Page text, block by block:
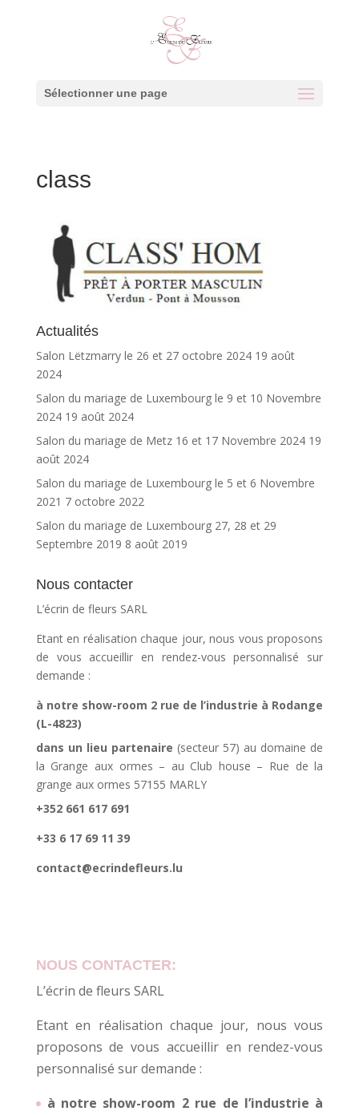
Sélectionner une page
class
Actualités
Salon Lëtzmarry le 26 et 27 octobre 2024 19 août
2024
Salon du mariage de Luxembourg le 9 et 10 Novembre
2024 19 août 2024
Salon du mariage de Metz 16 et 17 Novembre 2024 19
août 2024
Salon du mariage de Luxembourg le 5 et 6 Novembre
2021 7 octobre 2022
Salon du mariage de Luxembourg 27, 28 et 29
Septembre 2019 8 août 2019
Nous contacter
L’écrin de fleurs SARL
Etant en réalisation chaque jour, nous vous proposons
de vous accueillir en rendez-vous personnalisé sur
demande :
à notre show-room 2 rue de l’industrie à Rodange
(L-4823)
dans un lieu partenaire (secteur 57) au domaine de
la Grange aux ormes – au Club house – Rue de la
grange aux ormes 57155 MARLY
+352 661 617 691
+33 6 17 69 11 39
contact@ecrindefleurs.lu
NOUS CONTACTER:
L’écrin de fleurs SARL
Etant en réalisation chaque jour, nous vous
proposons de vous accueillir en rendez-vous
personnalisé sur demande :
à notre show-room 2 rue de l’industrie à